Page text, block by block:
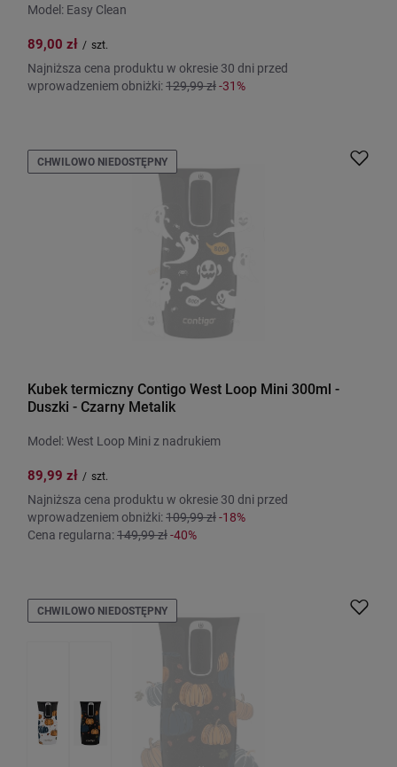
Model: Easy Clean
89,00 zł / szt.
Najniższa cena produktu w okresie 30 dni przed
wprowadzeniem obniżki:129,99 zł-31%
CHWILOWO NIEDOSTĘPNY
Kubek termiczny Contigo West Loop Mini 300ml -
Duszki - Czarny Metalik
Model: West Loop Mini z nadrukiem
89,99 zł / szt.
Najniższa cena produktu w okresie 30 dni przed
wprowadzeniem obniżki:109,99 zł-18%
Cena regularna:149,99 zł-40%
CHWILOWO NIEDOSTĘPNY